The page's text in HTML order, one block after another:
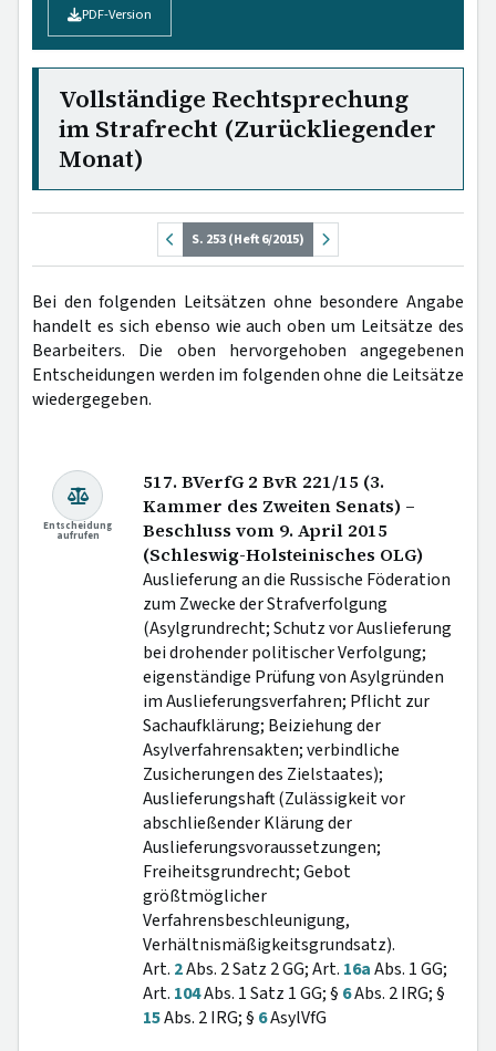
PDF-Version
Vollständige Rechtsprechung
im Strafrecht (Zurückliegender
Monat)
S. 253 (Heft 6/2015)
Bei den folgenden Leitsätzen ohne besondere Angabe
handelt es sich ebenso wie auch oben um Leitsätze des
Bearbeiters. Die oben hervorgehoben angegebenen
Entscheidungen werden im folgenden ohne die Leitsätze
wiedergegeben.
Entscheidung
aufrufen
517. BVerfG 2 BvR 221/15 (3.
Kammer des Zweiten Senats) –
Beschluss vom 9. April 2015
(Schleswig-Holsteinisches OLG)
Auslieferung an die Russische Föderation
zum Zwecke der Strafverfolgung
(Asylgrundrecht; Schutz vor Auslieferung
bei drohender politischer Verfolgung;
eigenständige Prüfung von Asylgründen
im Auslieferungsverfahren; Pflicht zur
Sachaufklärung; Beiziehung der
Asylverfahrensakten; verbindliche
Zusicherungen des Zielstaates);
Auslieferungshaft (Zulässigkeit vor
abschließender Klärung der
Auslieferungsvoraussetzungen;
Freiheitsgrundrecht; Gebot
größtmöglicher
Verfahrensbeschleunigung,
Verhältnismäßigkeitsgrundsatz).
Art. 2Abs. 2 Satz 2 GG; Art. 16aAbs. 1 GG;
Art. 104Abs. 1 Satz 1 GG; § 6Abs. 2 IRG; §
15Abs. 2 IRG; § 6AsylVfG